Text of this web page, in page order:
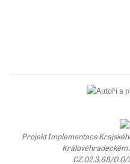
Projekt Implementace
Královéhradeckém
CZ.02.3.68/0.0/